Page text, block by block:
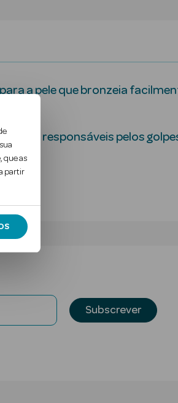
que as
partir
a pele que bronzeia
são responsáveis pelos
Subscrever